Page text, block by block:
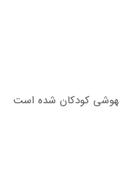
کودکان شده است